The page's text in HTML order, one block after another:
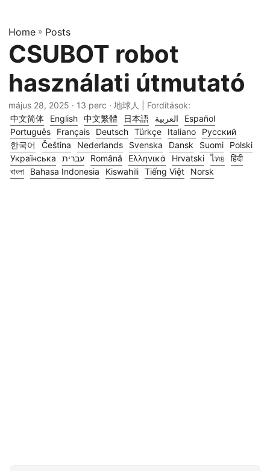
Home » Posts
CSUBOT robot
használati útmutató
május 28, 2025 · 13 perc · 地球人 | Fordítások:
中文简体
English 中文繁體 日本語 العربية
Español
Português
Français Deutsch Türkçe Italiano
Русский
한국어
Čeština Nederlands Svenska Dansk Suomi
Polski
Українська
עברית Română Ελληνικά Hrvatski ไทย
हिंदी
বাংলা
Bahasa Indonesia Kiswahili Tiếng Việt Norsk